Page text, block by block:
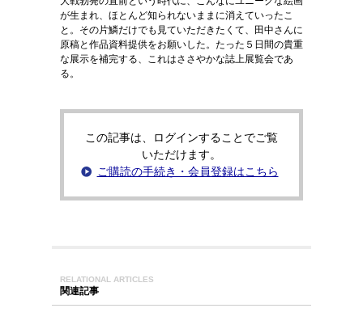
が生まれ、ほとんど知られないままに消えていったこ
と。その片鱗だけでも見ていただきたくて、田中さんに
原稿と作品資料提供をお願いした。たった５日間の貴重
な展示を補完する、これはささやかな誌上展覧会であ
る。
この記事は、ログインすることでご覧
いただけます。
ご購読の手続き・会員登録はこちら
RELATIONAL ARTICLES
関連記事